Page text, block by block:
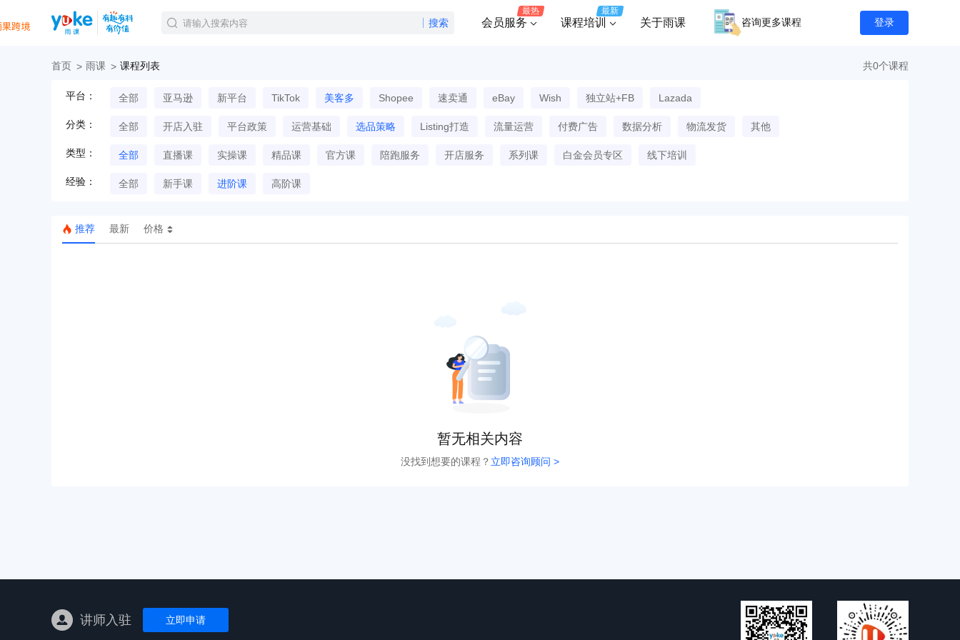
搜索 会员服务
最热
课程培训
最新
关于雨课 咨询更多课程 登录
首页 雨课 课程列表 共0个课程
平台： 全部 亚马逊 新平台 TikTok 美客多 Shopee 速卖通 eBay Wish 独立站+FB Lazada
分类： 全部 开店入驻 平台政策 运营基础 选品策略 Listing打造 流量运营 付费广告 数据分析 物流发货 其他
类型： 全部 直播课 实操课 精品课 官方课 陪跑服务 开店服务 系列课 白金会员专区 线下培训
经验： 全部 新手课 进阶课 高阶课
推荐 最新 价格
暂无相关内容
没找到想要的课程？ 立即咨询顾问 >
讲师入驻 立即申请